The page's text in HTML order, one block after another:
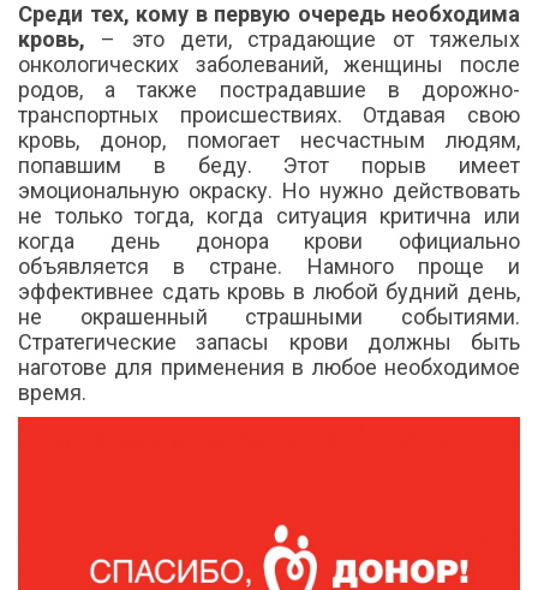
Среди тех, кому в первую очередь необходима
кровь, – это дети, страдающие от тяжелых
онкологических заболеваний, женщины после
родов, а также пострадавшие в дорожно-
транспортных происшествиях. Отдавая свою
кровь, донор, помогает несчастным людям,
попавшим в беду. Этот порыв имеет
эмоциональную окраску. Но нужно действовать
не только тогда, когда ситуация критична или
когда день донора крови официально
объявляется в стране. Намного проще и
эффективнее сдать кровь в любой будний день,
не окрашенный страшными событиями.
Стратегические запасы крови должны быть
наготове для применения в любое необходимое
время.